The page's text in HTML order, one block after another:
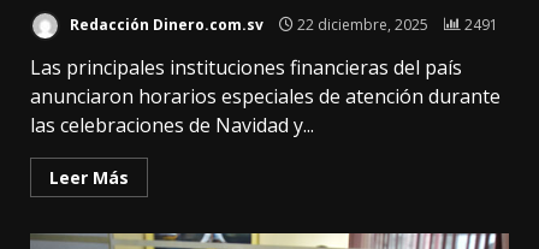
Redacción Dinero.com.sv 22 diciembre, 2025 2491
Las principales instituciones financieras del país
anunciaron horarios especiales de atención durante
las celebraciones de Navidad y...
Leer Más